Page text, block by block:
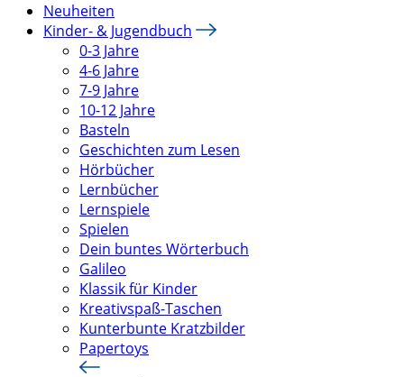
Neuheiten
Kinder- & Jugendbuch
0-3 Jahre
4-6 Jahre
7-9 Jahre
10-12 Jahre
Basteln
Geschichten zum Lesen
Hörbücher
Lernbücher
Lernspiele
Spielen
Dein buntes Wörterbuch
Galileo
Klassik für Kinder
Kreativspaß-Taschen
Kunterbunte Kratzbilder
Papertoys